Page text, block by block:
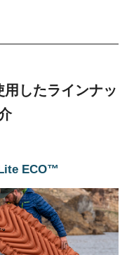
したラインナッ
ECO™